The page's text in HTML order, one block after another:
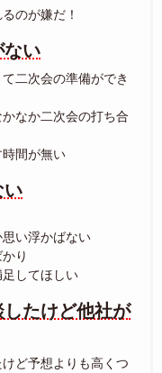
のが嫌だ！
ない
二次会の準備ができ
なか二次会の打ち合
間が無い
い
い浮かばない
り
してほしい
たけど他社が
ど予想よりも高くつ